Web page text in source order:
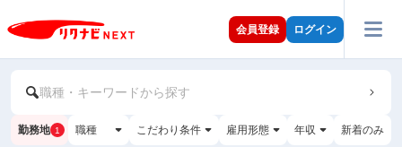
会員登録 ログイン
職種・キーワードから探す
勤務地 1 職種 こだわり条件 雇用形態 年収 新着のみ